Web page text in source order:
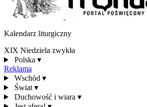
Kalendarz liturgiczny
XIX Niedziela zwykła
Polska ▾
Reklama
Wschód ▾
Świat ▾
Duchowość i wiara ▾